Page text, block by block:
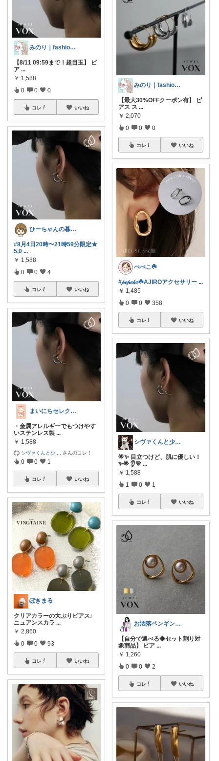
みのり｜fashion暮らしꕤ︎︎·͜·
【8/11 09:59まで！超目玉】 ピ
ア ...
￥ 1,588
0 0 0
コレ いいね
ひーちゃんの暮らしと服ROOM🌷
#8月4日20時〜21時59分限定★
5,0 ...
￥ 1,588
0 0 4
コレ いいね
まいにちセレクトdays
・金属アレルギーでもつけやす
いステンレス製 ...
￥ 1,588
シヴァくんと少 さんのコレ！
0 0 1
コレ いいね
ぽきまる
クリアカラーの大ぶりピアス♩
ニュアンスカラ ...
￥ 2,860
0 0 93
コレ いいね
みのり｜fashion暮らしꕤ︎︎·͜·
【最大30%OFFクーポン有】 ピ
アス ス ...
￥ 2,070
0 0 0
コレ いいね
ぺぺこ☘️
#𝓅𝑒𝓅𝑒𝓀𝑜☘️AJIROアクセサリー ...
￥ 1,485
0 0 358
コレ いいね
シヴァくんと少佐のROOM
🌟✨ 目立つけど、肌に優しい！
✨🌟 👂💛 ...
￥ 1,588
1 0 1
コレ いいね
お洒落ペンギン🐧暮らし×ときめき
【自分で選べる◆セット割り対
象商品】 ピア ...
￥ 1,260
0 0 2
コレ いいね